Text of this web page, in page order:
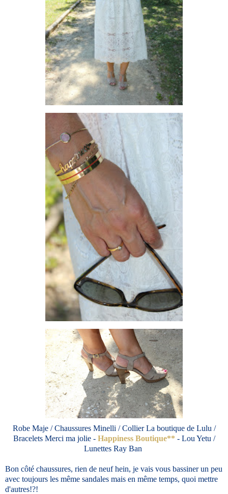
Robe Maje / Chaussures Minelli / Collier La boutique de Lulu /
Bracelets Merci ma jolie - Happiness Boutique** - Lou Yetu /
Lunettes Ray Ban
Bon côté chaussures, rien de neuf hein, je vais vous bassiner un peu
avec toujours les même sandales mais en même temps, quoi mettre
d'autres!?!